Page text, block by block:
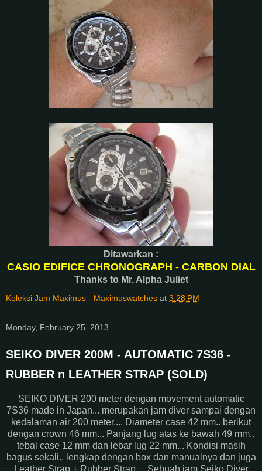
Ditawarkan :
CASIO EDIFICE CHRONOGRAPH - CARBON DIAL
Thanks to Mr. Alpha Juliet
Koleksi Jam Maximus - Maximuswatches at 3:28 PM
Monday, February 25, 2013
SEIKO DIVER 200M - AUTOMATIC 7S36 -
RUBBER n LEATHER STRAP (SOLD)
SEIKO DIVER 200 meter dengan movement automatic
7S36 made in Japan... merupakan jam diver sampai dengan
kedalaman air 200 meter.... Diameter case 42 mm.. berikut
dengan crown 46 mm... Panjang lug atas ke bawah 49 mm..
tebal case 12 mm dan lebar lug 22 mm... Kondisi masih
bagus sekali.. lengkap dengan box dan manualnya dan juga
Leather Strap + Rubber Strap.... Sebuah jam Seiko Diver